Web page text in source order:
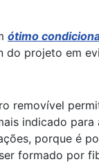
ótimo
do projeto em
removível
indicado para
porque é
formado por